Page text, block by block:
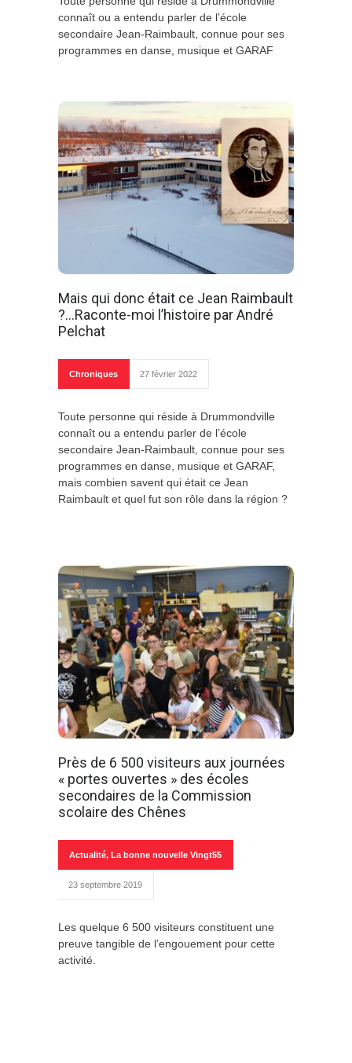
connaît ou a entendu parler de l’école
secondaire Jean-Raimbault, connue pour ses
programmes en danse, musique et GARAF
Mais qui donc était ce Jean Raimbault
?…Raconte-moi l’histoire par André
Pelchat
Chroniques 27 février 2022
Toute personne qui réside à Drummondville
connaît ou a entendu parler de l’école
secondaire Jean-Raimbault, connue pour ses
programmes en danse, musique et GARAF,
mais combien savent qui était ce Jean
Raimbault et quel fut son rôle dans la région ?
Près de 6 500 visiteurs aux journées
« portes ouvertes » des écoles
secondaires de la Commission
scolaire des Chênes
Actualité, La bonne nouvelle Vingt55
23 septembre 2019
Les quelque 6 500 visiteurs constituent une
preuve tangible de l’engouement pour cette
activité.